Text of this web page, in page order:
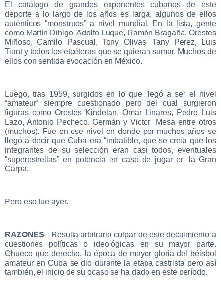
El catálogo de grandes exponentes cubanos de este
deporte a lo largo de los años es larga, algunos de ellos
auténticos “monstruos” a nivel mundial. En la lista, gente
como Martín Dihigo, Adolfo Luque, Ramón Bragaña, Orestes
Miñoso, Camilo Pascual, Tony Olivas, Tany Perez, Luis
Tiant y todos los etcéteras que se quieran sumar. Muchos de
ellos con sentida evocación en México.
Luego, tras 1959, surgidos en lo que llegó a ser el nivel
“amateur” siempre cuestionado pero del cual surgieron
figuras como Orestes Kindelan, Omar Linares, Pedro Luis
Lazo, Antonio Pecheco. Germán y Victor Mesa entre otros
(muchos). Fue en ese nivel en donde por muchos años se
llegó a decir que Cuba era “imbatible, que se creía que los
integrantes de su selección eran casi todos, eventuales
“superestrellas” en potencia en caso de jugar en la Gran
Carpa.
Pero eso fue ayer.
RAZONES– Resulta arbitrario culpar de este decaimiento a
cuestiones políticas o ideológicas en su mayor parte.
Chueco que derecho, la época de mayor gloria del béisbol
amateur en Cuba se dio durante la etapa castrista pero así
también, el inicio de su ocaso se ha dado en este período.